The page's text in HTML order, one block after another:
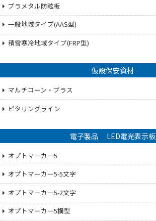
プラメタル防眩板
一般地域タイプ(AAS型)
積雪寒冷地域タイプ(FRP型)
仮設保安資材
マルチコーン・プラス
ピタリングライン
電子製品 LED電光表示板
オプトマーカー5
オプトマーカー5-5文字
オプトマーカー5-2文字
オプトマーカー5横型